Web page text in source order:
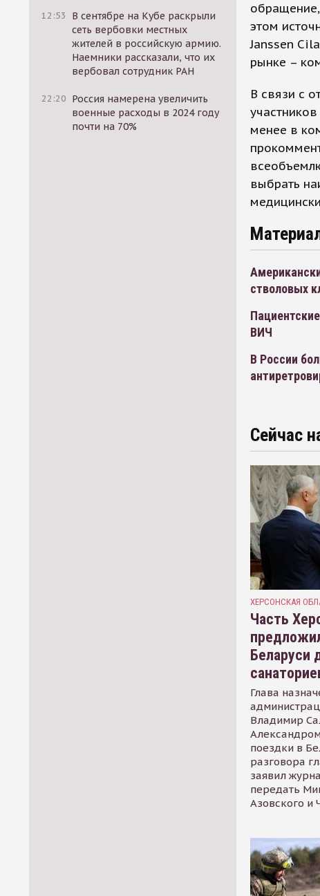
12:53
В сентябре на Кубе раскрыли
сеть вербовки местных
жителей в российскую армию.
Наемники рассказали, что их
вербовал сотрудник РАН
22:20 Россия намерена увеличить
военные расходы в 2024 году
почти на 70%
этом
Janssen
рынке –
В связи с
менее в
выбрать
стволовых
ВИЧ
В России
Сейчас
ХЕРСОНСКАЯ
Часть
Беларуси
Глава
Владимир
поездки в
разговора
заявил
передать
Азовского и